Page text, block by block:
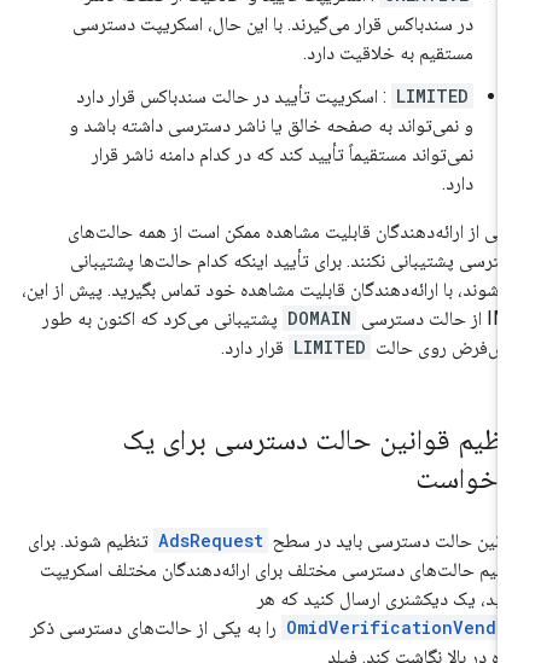
در سندباکس قرار می‌گیرند. با این حال، اسکریپت دسترسی
مستقیم به خلاقیت دارد.
LIMITED : اسکریپت تأیید در حالت سندباکس قرار دارد
و نمی‌تواند به صفحه خالق یا ناشر دسترسی داشته باشد و
نمی‌تواند مستقیماً تأیید کند که در کدام دامنه ناشر قرار
دارد.
از ارائه‌دهندگان قابلیت مشاهده ممکن است از همه حالت‌های
پشتیبانی نکنند. برای تأیید اینکه کدام حالت‌ها پشتیبانی
با ارائه‌دهندگان قابلیت مشاهده خود تماس بگیرید. پیش از این،
DOMAIN پشتیبانی می‌کرد که اکنون به طور
روی حالت LIMITED قرار دارد.
قوانین حالت دسترسی برای یک
حالت دسترسی باید در سطح AdsRequest تنظیم شوند. برای
حالت‌های دسترسی مختلف برای ارائه‌دهندگان مختلف اسکریپت
یک دیکشنری ارسال کنید که هر
را به یکی از حالت‌های دسترسی ذکر
در بالا نگاشت کند. فیلد